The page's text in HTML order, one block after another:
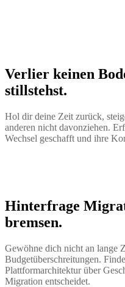
Verlier keinen
stillstehst.
Hol dir deine Zeit zurück,
anderen nicht davonziehen.
Wechsel geschafft und ihre
Hinterfrage
bremsen.
Gewöhne dich nicht an lange
Budgetüberschreitungen.
Plattformarchitektur über
Migration entscheidet.